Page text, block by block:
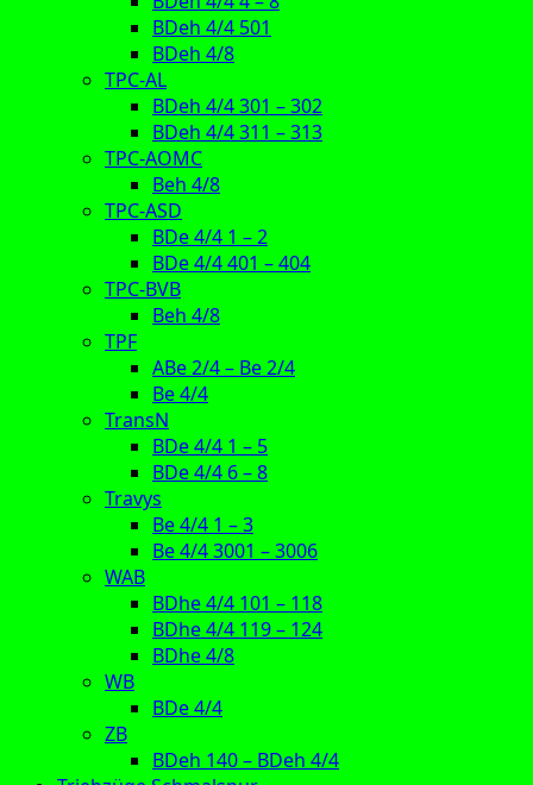
BDeh 4/4 501
BDeh 4/8
TPC-AL
BDeh 4/4 301 – 302
BDeh 4/4 311 – 313
TPC-AOMC
Beh 4/8
TPC-ASD
BDe 4/4 1 – 2
BDe 4/4 401 – 404
TPC-BVB
Beh 4/8
TPF
ABe 2/4 – Be 2/4
Be 4/4
TransN
BDe 4/4 1 – 5
BDe 4/4 6 – 8
Travys
Be 4/4 1 – 3
Be 4/4 3001 – 3006
WAB
BDhe 4/4 101 – 118
BDhe 4/4 119 – 124
BDhe 4/8
WB
BDe 4/4
ZB
BDeh 140 – BDeh 4/4